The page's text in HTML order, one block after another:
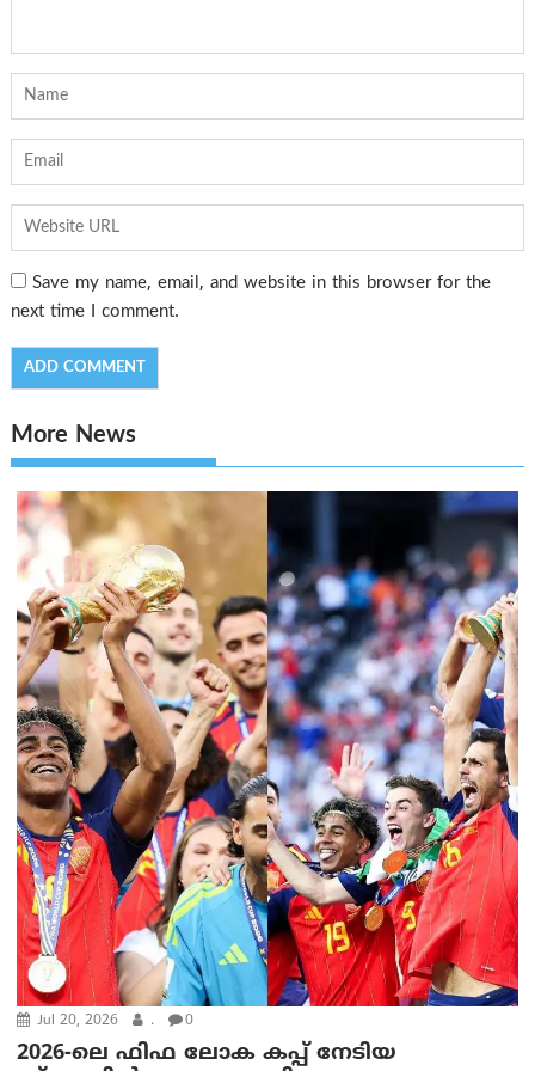
Save my name, email, and website in this browser for the
next time I comment.
More News
Jul 20, 2026 . 0
2026-ലെ ഫിഫ ലോക കപ്പ് നേടിയ